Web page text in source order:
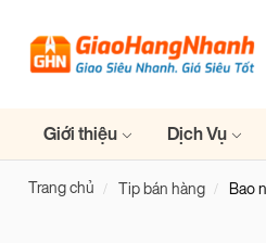
Giới thiệu Dịch Vụ
Trang chủ Tip bán hàng Bao